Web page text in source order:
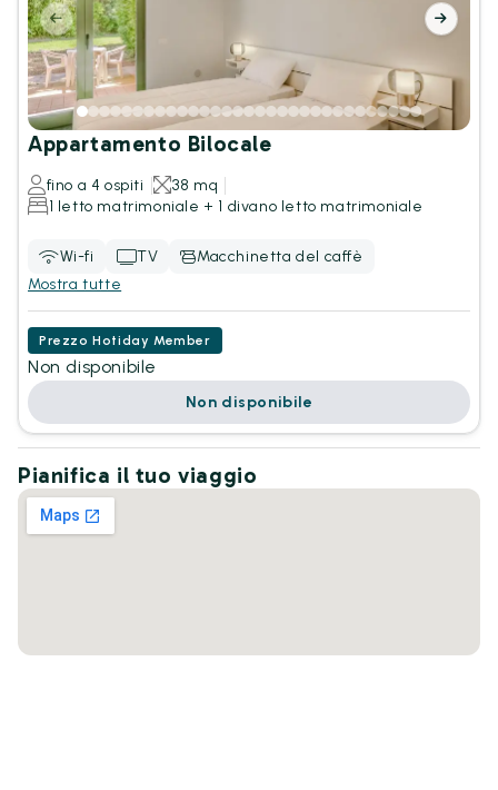
Appartamento Bilocale
fino a 4 ospiti
38 mq
1 letto matrimoniale + 1 divano letto matrimoniale
Wi-fi TV
Macchinetta del caffè
Mostra tutte
Prezzo Hotiday Member
Non disponibile
Non disponibile
Pianifica il tuo viaggio